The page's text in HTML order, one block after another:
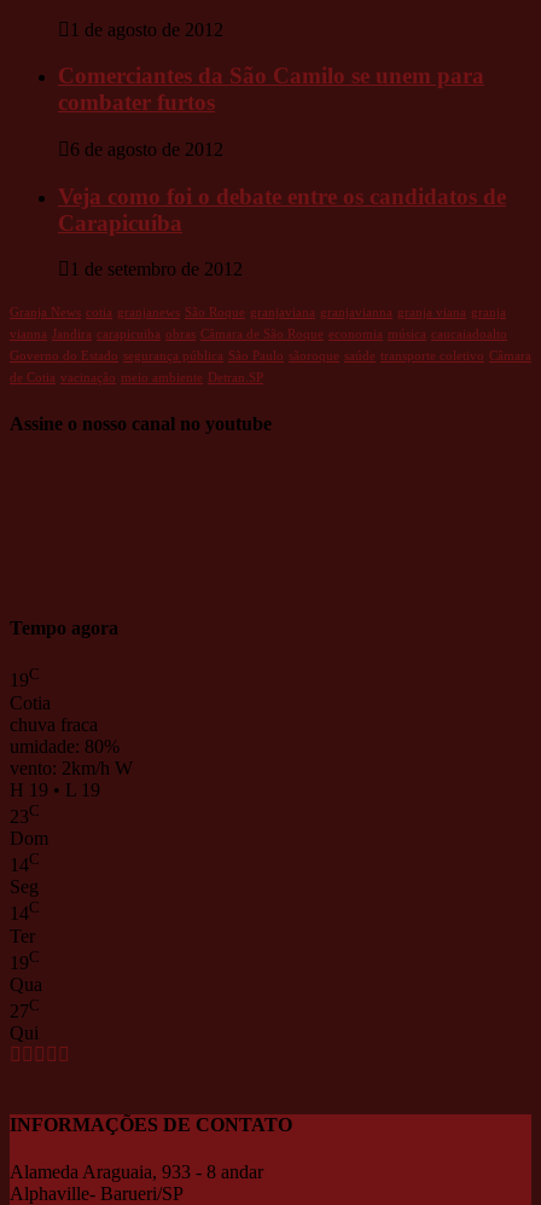
1 de agosto de 2012
Comerciantes da São Camilo se unem para
combater furtos
6 de agosto de 2012
Veja como foi o debate entre os candidatos de
Carapicuíba
1 de setembro de 2012
Granja News cotia granjanews São Roque granjaviana granjavianna granja viana granja
vianna Jandira carapicuiba obras Câmara de São Roque economia música caucaiadoalto
Governo do Estado segurança pública São Paulo sãoroque saúde transporte coletivo Câmara
de Cotia vacinação meio ambiente Detran.SP
Assine o nosso canal no youtube
Tempo agora
19C
Cotia
chuva fraca
umidade: 80%
vento: 2km/h W
H 19 • L 19
23C
Dom
14C
Seg
14C
Ter
19C
Qua
27C
Qui
INFORMAÇÕES DE CONTATO
Alameda Araguaia, 933 - 8 andar
Alphaville- Barueri/SP